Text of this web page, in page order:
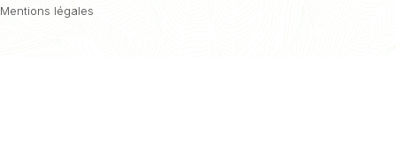
Mentions légales